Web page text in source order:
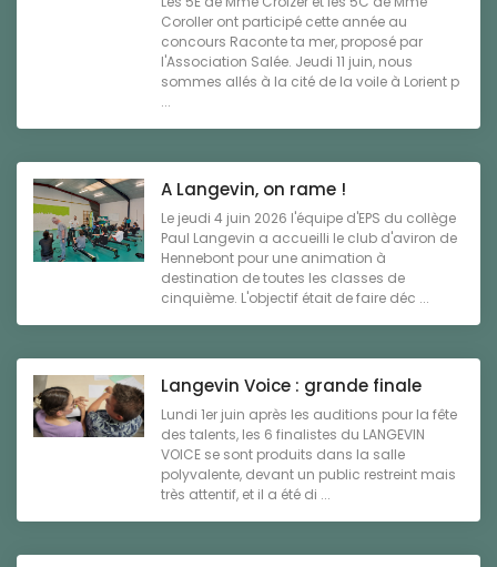
Coroller ont participé cette année au
concours Raconte ta mer, proposé par
l'Association Salée. Jeudi 11 juin, nous
sommes allés à la cité de la voile à Lorient p
...
A Langevin, on rame !
Le jeudi 4 juin 2026 l'équipe d'EPS du collège
Paul Langevin a accueilli le club d'aviron de
Hennebont pour une animation à
destination de toutes les classes de
cinquième. L'objectif était de faire déc ...
Langevin Voice : grande finale
Lundi 1er juin après les auditions pour la fête
des talents, les 6 finalistes du LANGEVIN
VOICE se sont produits dans la salle
polyvalente, devant un public restreint mais
très attentif, et il a été di ...